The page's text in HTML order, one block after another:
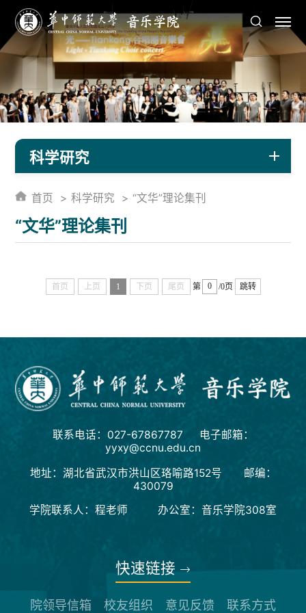
科学研究
“文华”理论集刊
首页 科学研究 “文华”理论集刊
首页 上页 1 下页 尾页 第 /0页 跳转
联系电话：027-67867787 电子邮箱：
yyxy@ccnu.edu.cn
地址：湖北省武汉市洪山区珞喻路152号 邮编：
430079
学院联系人：程老师 办公室：音乐学院308室
快速链接
院领导信箱 校友组织 意见反馈 联系方式